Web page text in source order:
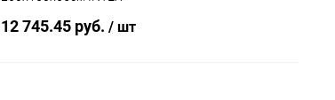
12 745.45 руб. / шт